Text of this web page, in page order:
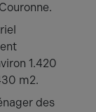
1.420
m2.
des